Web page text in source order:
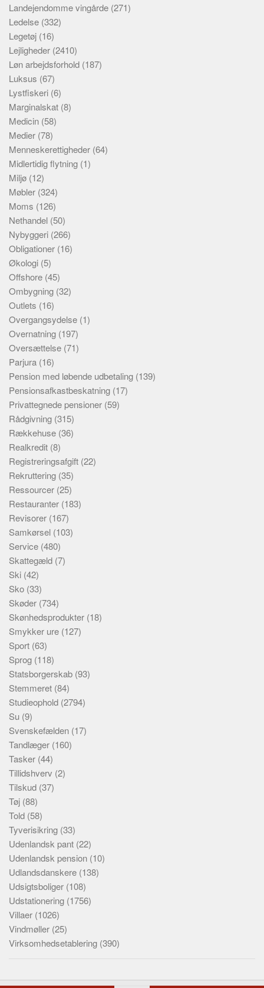
Landejendomme vingårde (271)
Ledelse (332)
Legetøj (16)
Lejligheder (2410)
Løn arbejdsforhold (187)
Luksus (67)
Lystfiskeri (6)
Marginalskat (8)
Medicin (58)
Medier (78)
Menneskerettigheder (64)
Midlertidig flytning (1)
Miljø (12)
Møbler (324)
Moms (126)
Nethandel (50)
Nybyggeri (266)
Obligationer (16)
Økologi (5)
Offshore (45)
Ombygning (32)
Outlets (16)
Overgangsydelse (1)
Overnatning (197)
Oversættelse (71)
Parjura (16)
Pension med løbende udbetaling (139)
Pensionsafkastbeskatning (17)
Privattegnede pensioner (59)
Rådgivning (315)
Rækkehuse (36)
Realkredit (8)
Registreringsafgift (22)
Rekruttering (35)
Ressourcer (25)
Restauranter (183)
Revisorer (167)
Samkørsel (103)
Service (480)
Skattegæld (7)
Ski (42)
Sko (33)
Skøder (734)
Skønhedsprodukter (18)
Smykker ure (127)
Sport (63)
Sprog (118)
Statsborgerskab (93)
Stemmeret (84)
Studieophold (2794)
Su (9)
Svenskefælden (17)
Tandlæger (160)
Tasker (44)
Tillidshverv (2)
Tilskud (37)
Tøj (88)
Told (58)
Tyverisikring (33)
Udenlandsk pant (22)
Udenlandsk pension (10)
Udlandsdanskere (138)
Udsigtsboliger (108)
Udstationering (1756)
Villaer (1026)
Vindmøller (25)
Virksomhedsetablering (390)